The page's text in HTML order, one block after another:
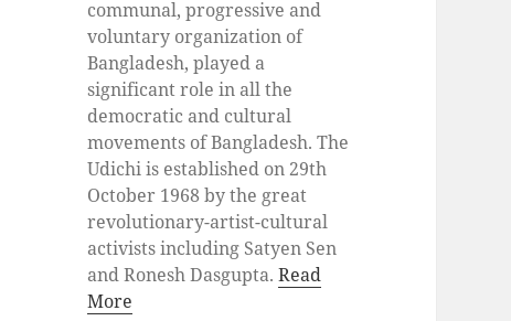
communal, progressive and
voluntary organization of
Bangladesh, played a
significant role in all the
democratic and cultural
movements of Bangladesh. The
Udichi is established on 29th
October 1968 by the great
revolutionary-artist-cultural
activists including Satyen Sen
and Ronesh Dasgupta.Read
More